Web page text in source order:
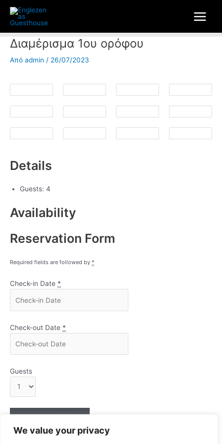
We value your privacy
στο
περιεχόμενο
Διαμέρισμα 1ου ορόφου
Από admin / 26/07/2023
Details
Guests: 4
Availability
Reservation Form
Required fields are followed by *
Check-in Date *
Check-out Date *
Guests
navigation